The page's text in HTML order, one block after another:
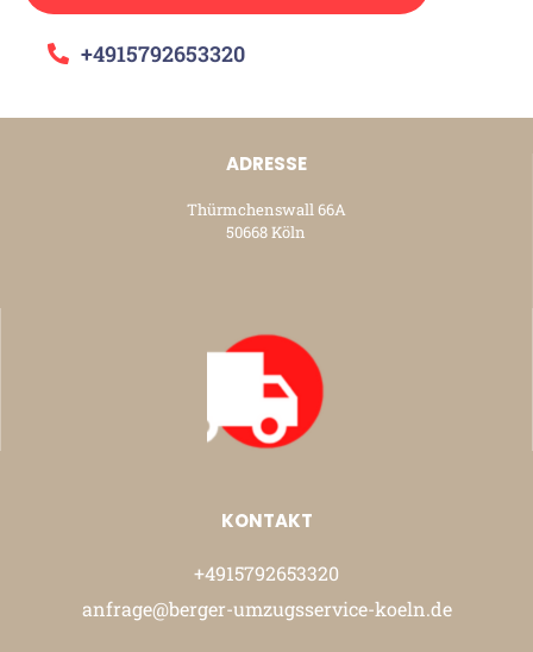
+4915792653320
ADRESSE
Thürmchenswall 66A
50668 Köln
KONTAKT
+4915792653320
anfrage@berger-umzugsservice-koeln.de